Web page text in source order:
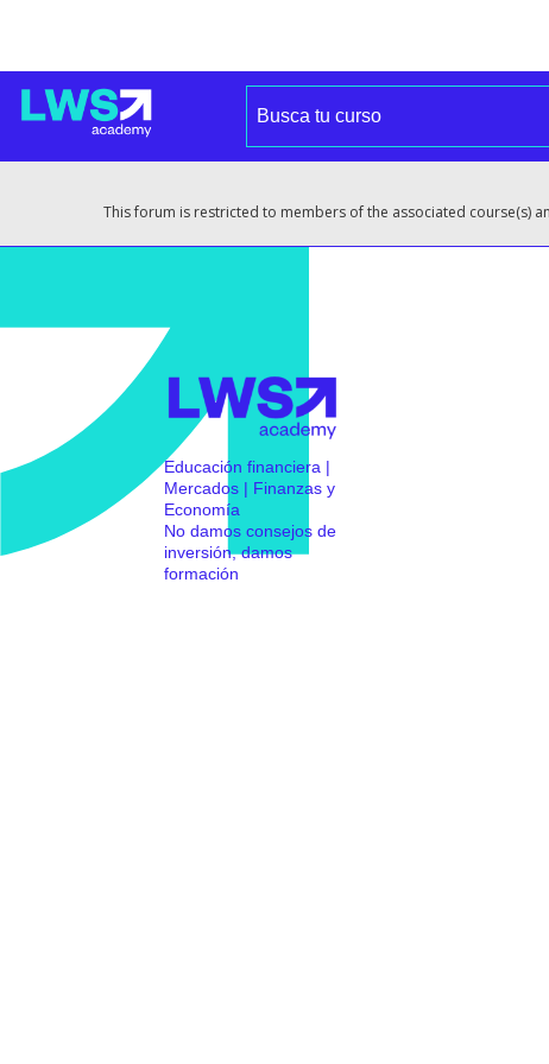
This forum is restricted to members of the associated course(s)
Educación financiera |
Mercados | Finanzas y
Economía
No damos consejos de
inversión, damos
formación